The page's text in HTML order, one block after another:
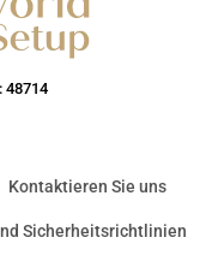
48714
Kontaktieren Sie uns
Sicherheitsrichtlinien